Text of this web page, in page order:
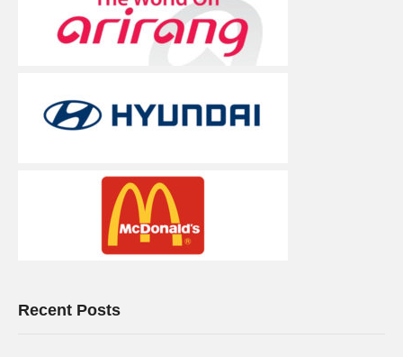
Recent Posts